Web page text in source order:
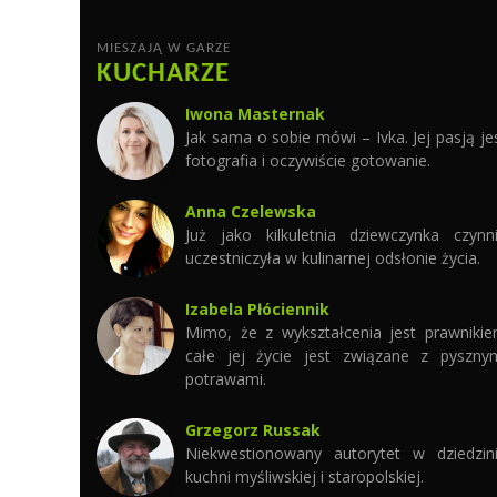
MIESZAJĄ W GARZE
KUCHARZE
Iwona Masternak
Jak sama o sobie mówi – Ivka. Jej pasją
fotografia i oczywiście gotowanie.
Anna Czelewska
Już jako kilkuletnia dziewczynka
uczestniczyła w kulinarnej odsłonie życia.
Izabela Płóciennik
Mimo, że z wykształcenia jest
całe jej życie jest związane z
potrawami.
Grzegorz Russak
Niekwestionowany autorytet w
kuchni myśliwskiej i staropolskiej.